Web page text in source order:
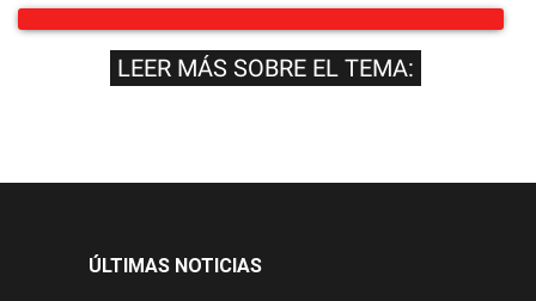
LEER MÁS SOBRE EL TEMA:
ÚLTIMAS NOTICIAS